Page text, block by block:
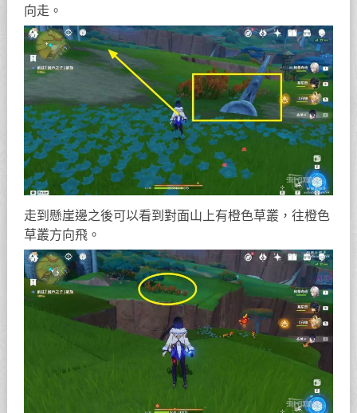
向走。
走到懸崖邊之後可以看到對面山上有橙色草叢，往橙色
草叢方向飛。